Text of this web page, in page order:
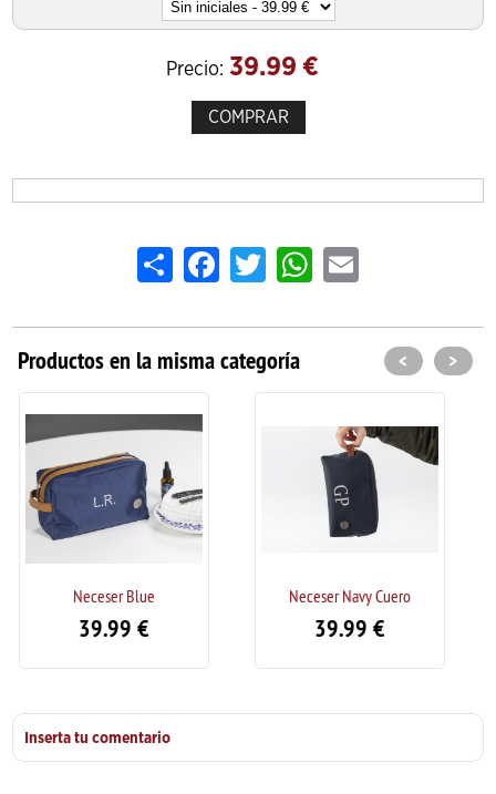
Precio: 39.99 €
COMPRAR
Share FacebookTwitter WhatsApp
Productos en la misma categoría
Neceser Navy Cuero Neceser Premium
< >
Inserta tu comentario